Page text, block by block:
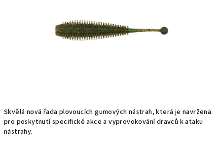
Skvělá nová řada plovoucích gumových nástrah, která je navržena
pro poskytnutí specifické akce a vyprovokování dravců k ataku
nástrahy.